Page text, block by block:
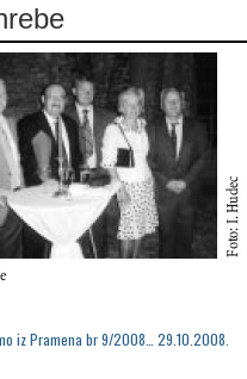
iz Pramena br 9/2008… 29.10.2008.